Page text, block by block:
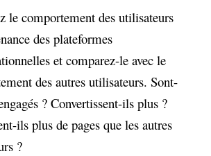
le comportement des utilisateurs
des plateformes
et comparez-le avec le
des autres utilisateurs. Sont-
? Convertissent-ils plus ?
ils plus de pages que les autres
?